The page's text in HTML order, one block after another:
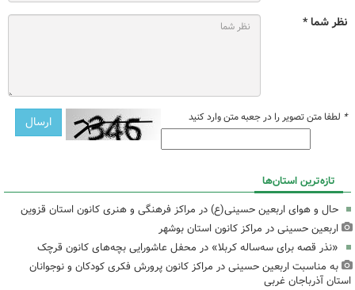
نظر شما *
* لطفا متن تصویر را در جعبه متن وارد کنید
تازه‌ترین استان‌ها
حال و هوای اربعین حسینی(ع) در مراکز فرهنگی و هنری کانون استان قزوین
اربعین حسینی در مراکز کانون استان بوشهر
«نذر قصه برای سه‌ساله کربلا» در محفل عاشورایی بچه‌های کانون قرچک
به مناسبت اربعین حسینی در مراکز کانون پرورش فکری کودکان و نوجوانان
استان آذرباجان غربی